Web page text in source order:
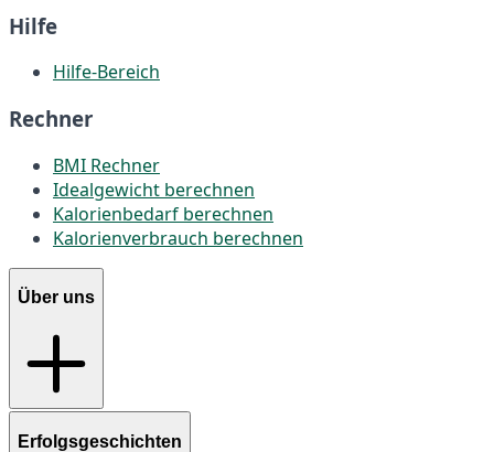
Hilfe
Hilfe-Bereich
Rechner
BMI Rechner
Idealgewicht berechnen
Kalorienbedarf berechnen
Kalorienverbrauch berechnen
Über uns
Erfolgsgeschichten